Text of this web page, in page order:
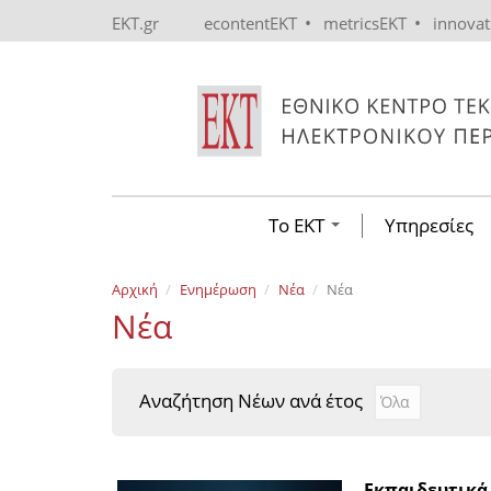
EKT.gr econtentEKT • metricsEKT •
Το ΕΚΤ Υπηρεσίες
Αρχική Ενημέρωση Νέα Νέα
Νέα
Αναζήτηση Νέων ανά έτος Αναζήτηση
Year